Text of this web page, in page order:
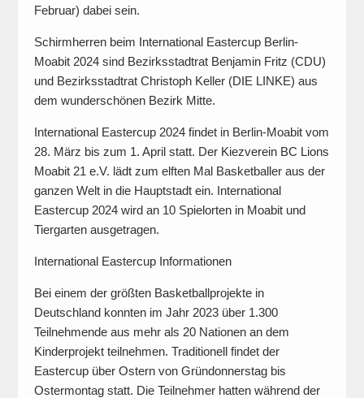
Februar) dabei sein.
Schirmherren beim International Eastercup Berlin-
Moabit 2024 sind Bezirksstadtrat Benjamin Fritz (CDU)
und Bezirksstadtrat Christoph Keller (DIE LINKE) aus
dem wunderschönen Bezirk Mitte.
International Eastercup 2024 findet in Berlin-Moabit vom
28. März bis zum 1. April statt. Der Kiezverein BC Lions
Moabit 21 e.V. lädt zum elften Mal Basketballer aus der
ganzen Welt in die Hauptstadt ein. International
Eastercup 2024 wird an 10 Spielorten in Moabit und
Tiergarten ausgetragen.
International Eastercup Informationen
Bei einem der größten Basketballprojekte in
Deutschland konnten im Jahr 2023 über 1.300
Teilnehmende aus mehr als 20 Nationen an dem
Kinderprojekt teilnehmen. Traditionell findet der
Eastercup über Ostern von Gründonnerstag bis
Ostermontag statt. Die Teilnehmer hatten während der